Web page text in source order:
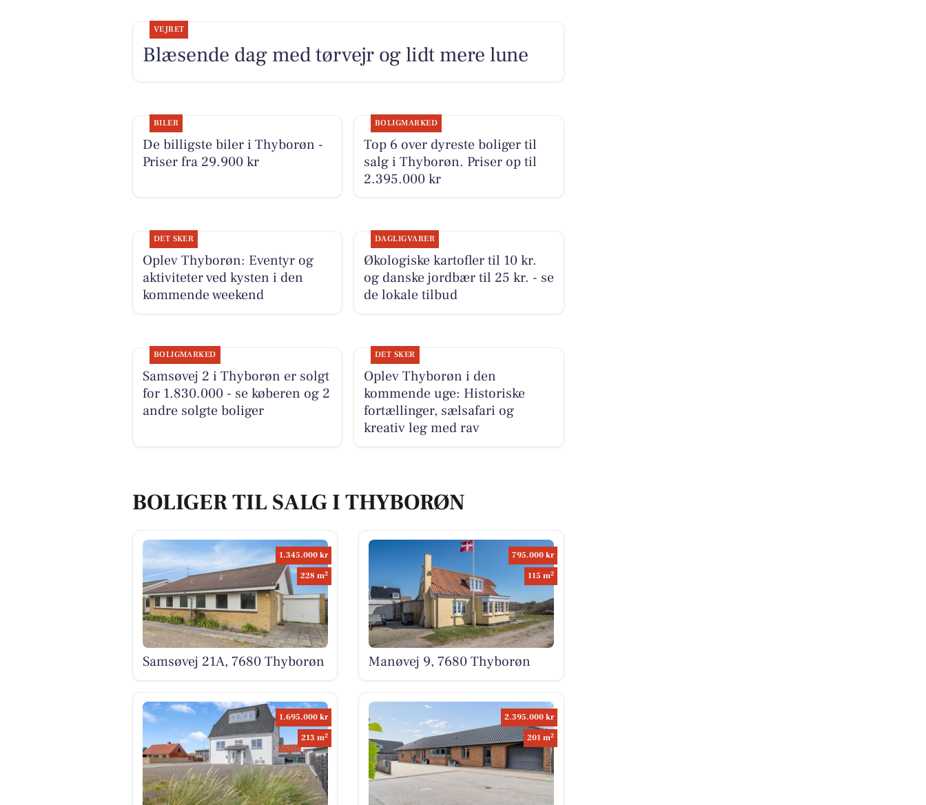
VEJRET
Blæsende dag med tørvejr og lidt mere lune
BILER
De billigste biler i Thyborøn -
Priser fra 29.900 kr
BOLIGMARKED
Top 6 over dyreste boliger til
salg i Thyborøn. Priser op til
2.395.000 kr
DET SKER
Oplev Thyborøn: Eventyr og
aktiviteter ved kysten i den
kommende weekend
DAGLIGVARER
Økologiske kartofler til 10 kr.
og danske jordbær til 25 kr. - se
de lokale tilbud
BOLIGMARKED
Samsøvej 2 i Thyborøn er solgt
for 1.830.000 - se køberen og 2
andre solgte boliger
DET SKER
Oplev Thyborøn i den
kommende uge: Historiske
fortællinger, sælsafari og
kreativ leg med rav
BOLIGER TIL SALG I THYBORØN
1.345.000 kr
228 m2
Samsøvej 21A, 7680 Thyborøn
795.000 kr
115 m2
Manøvej 9, 7680 Thyborøn
1.695.000 kr
213 m2
2.395.000 kr
201 m2